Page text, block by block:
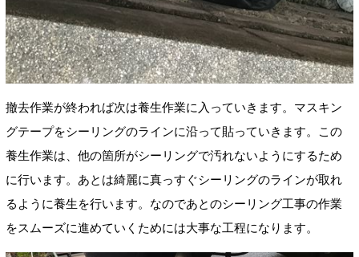
撤去作業が終われば次は養生作業に入っていきます。マスキン
グテープをシーリングのラインに沿って貼っていきます。この
養生作業は、他の箇所がシーリングで汚れないようにするため
に行います。あとは綺麗に真っすぐシーリングのラインが取れ
るように養生を行います。なのであとのシーリング工事の作業
をスムーズに進めていくためには大事な工程になります。